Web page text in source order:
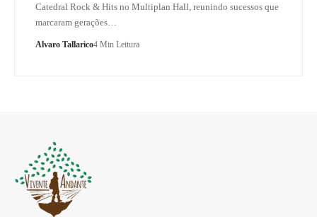
Catedral Rock & Hits no Multiplan Hall, reunindo sucessos que
marcaram gerações…
Alvaro Tallarico4 Min Leitura